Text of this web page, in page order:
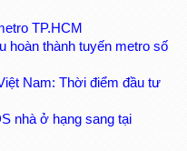
TP.HCM
hoàn thành tuyến metro số
Nam: Thời điểm đầu tư
nhà ở hạng sang tại